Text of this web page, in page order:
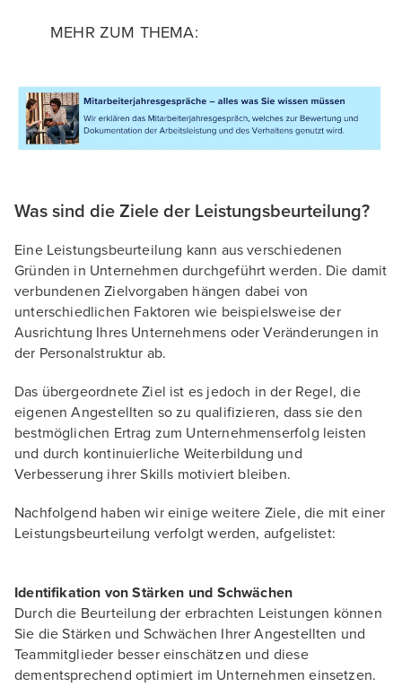
MEHR ZUM THEMA:
Was sind die Ziele der Leistungsbeurteilung?
Eine Leistungsbeurteilung kann aus verschiedenen
Gründen in Unternehmen durchgeführt werden. Die damit
verbundenen Zielvorgaben hängen dabei von
unterschiedlichen Faktoren wie beispielsweise der
Ausrichtung Ihres Unternehmens oder Veränderungen in
der Personalstruktur ab.
Das übergeordnete Ziel ist es jedoch in der Regel, die
eigenen Angestellten so zu qualifizieren, dass sie den
bestmöglichen Ertrag zum Unternehmenserfolg leisten
und durch kontinuierliche Weiterbildung und
Verbesserung ihrer Skills motiviert bleiben.
Nachfolgend haben wir einige weitere Ziele, die mit einer
Leistungsbeurteilung verfolgt werden, aufgelistet:
Identifikation von Stärken und Schwächen
Durch die Beurteilung der erbrachten Leistungen können
Sie die Stärken und Schwächen Ihrer Angestellten und
Teammitglieder besser einschätzen und diese
dementsprechend optimiert im Unternehmen einsetzen.